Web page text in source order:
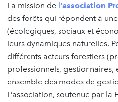
La mission de l’association
des forêts qui répondent à
(écologiques, sociaux et
leurs dynamiques naturelles.
différents acteurs forestiers
professionnels, gestionnaires,
ensemble des modes de
L’association, soutenue par la